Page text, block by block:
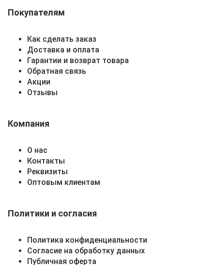
Покупателям
Как сделать заказ
Доставка и оплата
Гарантии и возврат товара
Обратная связь
Акции
Отзывы
Компания
О нас
Контакты
Реквизиты
Оптовым клиентам
Политики и согласия
Политика конфиденциальности
Согласие на обработку данных
Публичная оферта